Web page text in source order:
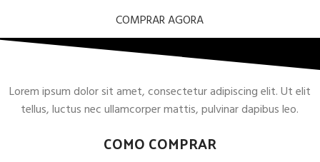
COMPRAR AGORA
Lorem ipsum dolor sit amet, consectetur adipiscing elit. Ut elit
tellus, luctus nec ullamcorper mattis, pulvinar dapibus leo.
COMO COMPRAR